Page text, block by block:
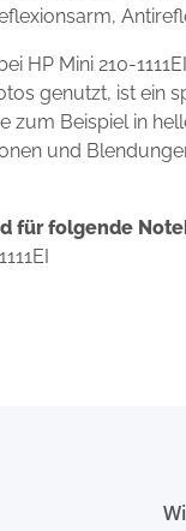
HP Mini 210-
genutzt, ist ein
zum Beispiel in
und
für folgende